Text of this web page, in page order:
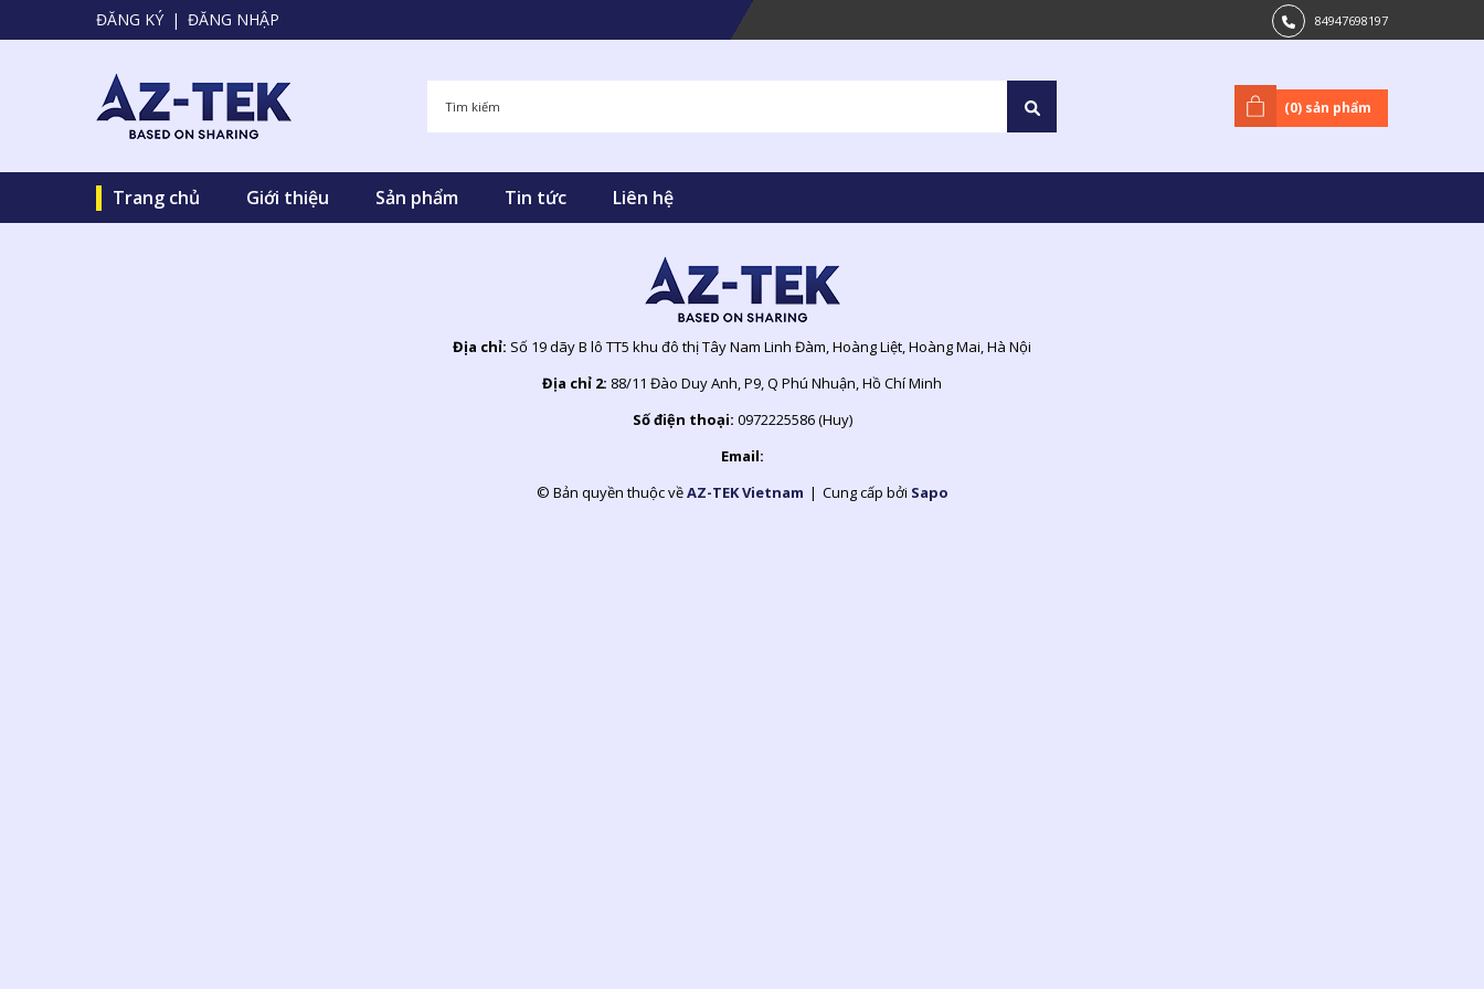
ĐĂNG KÝ | ĐĂNG NHẬP 84947698197
(0) sản phẩm
Trang chủ Giới thiệu Sản phẩm Tin tức Liên hệ
Địa chỉ: Số 19 dãy B lô TT5 khu đô thị Tây Nam Linh Đàm, Hoàng Liệt, Hoàng Mai, Hà Nội
Địa chỉ 2: 88/11 Đào Duy Anh, P9, Q Phú Nhuận, Hồ Chí Minh
Số điện thoại: 0972225586 (Huy)
Email:
© Bản quyền thuộc vềAZ-TEK Vietnam | Cung cấp bởi Sapo